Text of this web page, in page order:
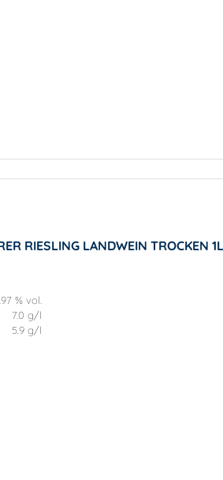
RIESLING LANDWEIN TROCKEN 1L
% vol.
7.0 g/l
5.9 g/l